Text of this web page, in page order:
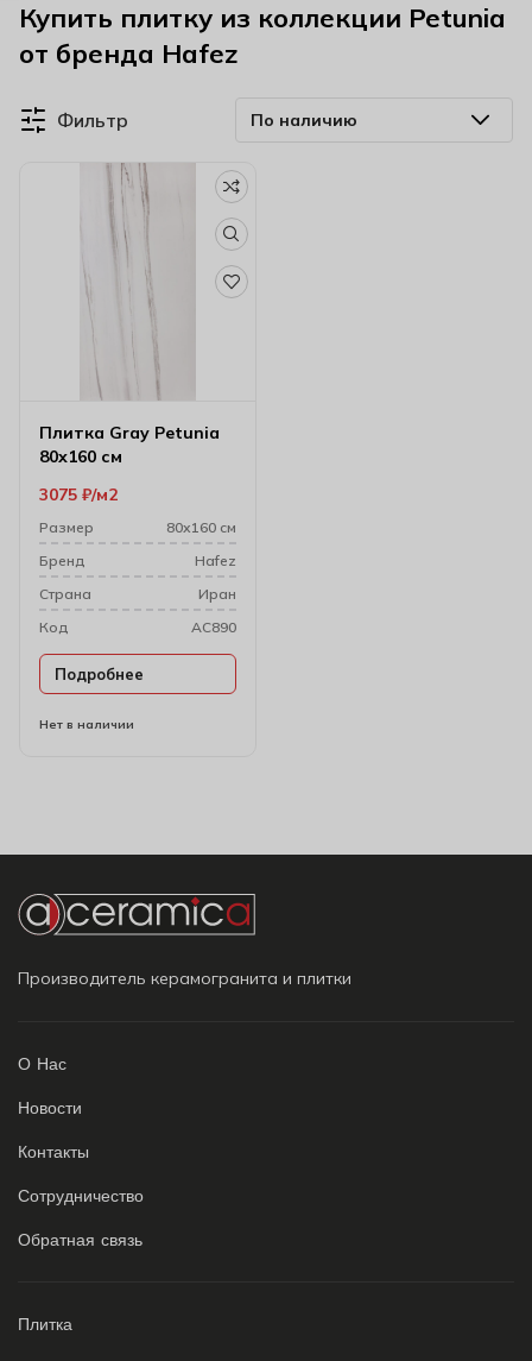
Купить плитку из коллекции Petunia
от бренда Hafez
Фильтр
Плитка Gray Petunia
80х160 см
Нет в наличии
3075 ₽ м2
Размер
80х160 см
Бренд
Hafez
Cтрана
Иран
Код
AC890
Подробнее
Производитель керамогранита и плитки
О Нас
Новости
Контакты
Сотрудничество
Обратная связь
Плитка